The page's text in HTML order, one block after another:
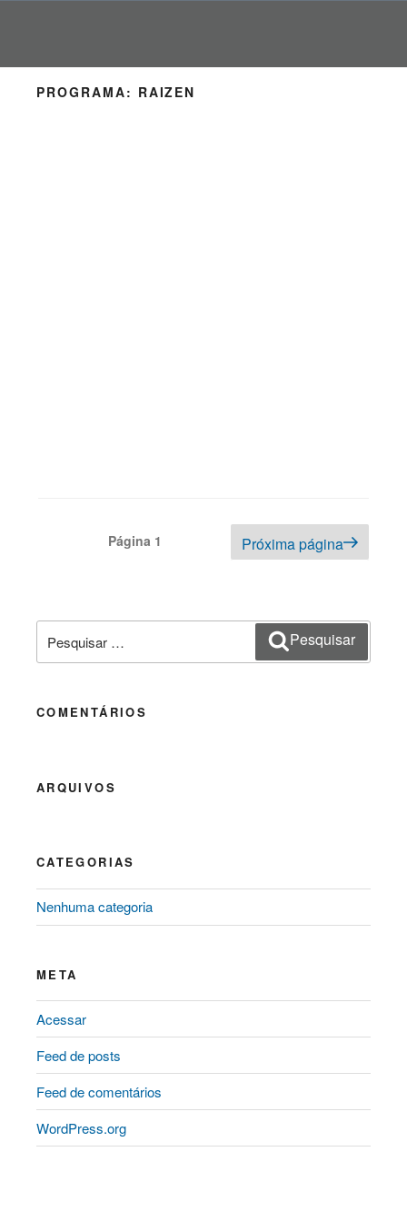
PROGRAMA: RAIZEN
NavegaçãoPágina 1 Próxima página
por:
Pesquisar
COMENTÁRIOS
ARQUIVOS
CATEGORIAS
Nenhuma categoria
META
Acessar
Feed de posts
Feed de comentários
WordPress.org